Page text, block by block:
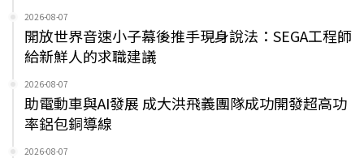
2026-08-07
開放世界音速小子幕後推手現身說法：SEGA工程師
給新鮮人的求職建議
2026-08-07
助電動車與AI發展 成大洪飛義團隊成功開發超高功
率鋁包銅導線
2026-08-07